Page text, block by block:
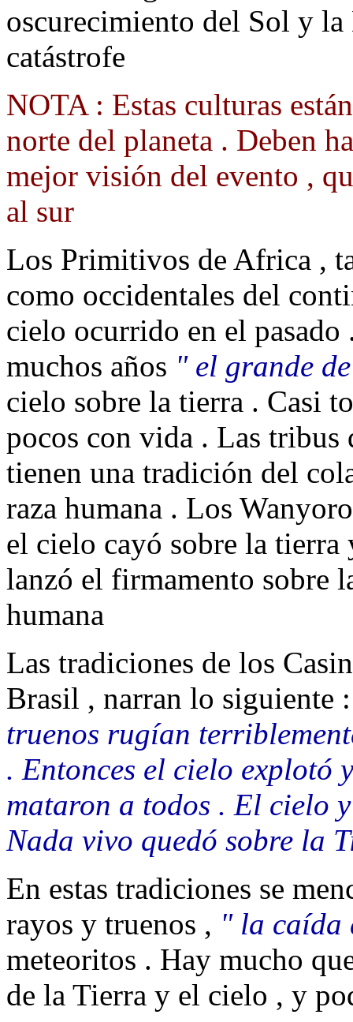
oscurecimiento del Sol y
catástrofe
NOTA : Estas culturas
norte del planeta . Deben
mejor visión del evento ,
al sur
Los Primitivos de Africa ,
como occidentales del
cielo ocurrido en el pasado
muchos años " el grande
cielo sobre la tierra . Casi
pocos con vida . Las tribus
tienen una tradición del
raza humana . Los
el cielo cayó sobre la
lanzó el firmamento sobre
humana
Las tradiciones de los
Brasil , narran lo siguiente
truenos rugían
. Entonces el cielo explotó
mataron a todos . El cielo
Nada vivo quedó sobre la
En estas tradiciones se
rayos y truenos , " la caída
meteoritos . Hay mucho
de la Tierra y el cielo , y